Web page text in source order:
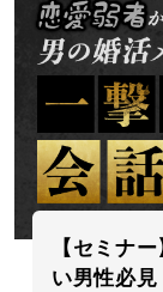
【セミナ
い男性必